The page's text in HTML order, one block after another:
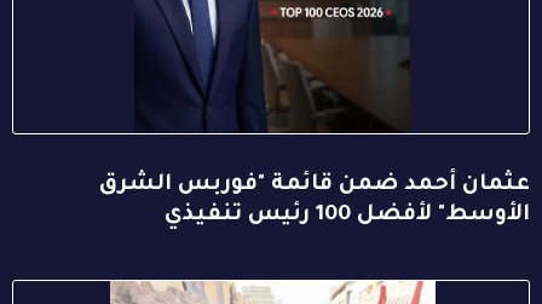
عثمان أحمد ضمن قائمة "فوربس الشرق
الأوسط" لأفضل 100 رئيس تنفيذي